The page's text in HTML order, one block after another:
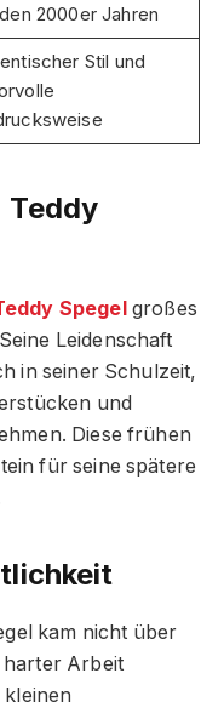
2000er Jahren
Stil und
Teddy
Spegelgroßes
Leidenschaft
in seiner Schulzeit,
und
Diese frühen
für seine spätere
kam nicht über
harter Arbeit